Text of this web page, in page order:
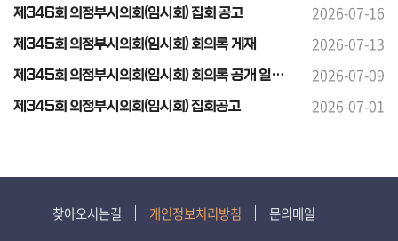
제346회 의정부시의회(임시회) 집회 공고 2026-07-16
제345회 의정부시의회(임시회) 회의록 게재 2026-07-13
제345회 의정부시의회(임시회) 회의록 공개 일정 안내 2026-07-09
제345회 의정부시의회(임시회) 집회공고 2026-07-01
찾아오시는길 개인정보처리방침 문의메일